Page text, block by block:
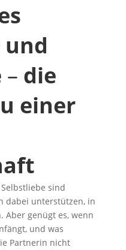
– die
einer
sind
dabei unterstützen, in
Aber genügt es, wenn
und was
Partnerin nicht